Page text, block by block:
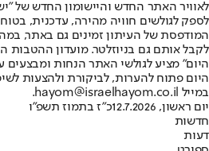
לאוויר האתר החדש והיישומון החדש של
לספק לגולשים חוויה מהירה, עדכנית,
המודפסת של העיתון זמינים גם באתר,
לקבל אותם גם בניוזלטר. מועדון ההטבות
היום" מציע לגולשי האתר הנחות ומבצעים
היום פתוח להערות, לביקורת ולהצעות
במייל hayom@israelhayom.co.il.
יום ראשון, 12.7.2026
כ"ז בתמוז תשפ"ו
חדשות
דעות